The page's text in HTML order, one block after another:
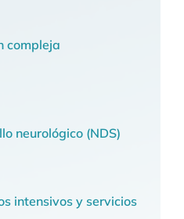
compleja
neurológico (NDS)
intensivos y servicios